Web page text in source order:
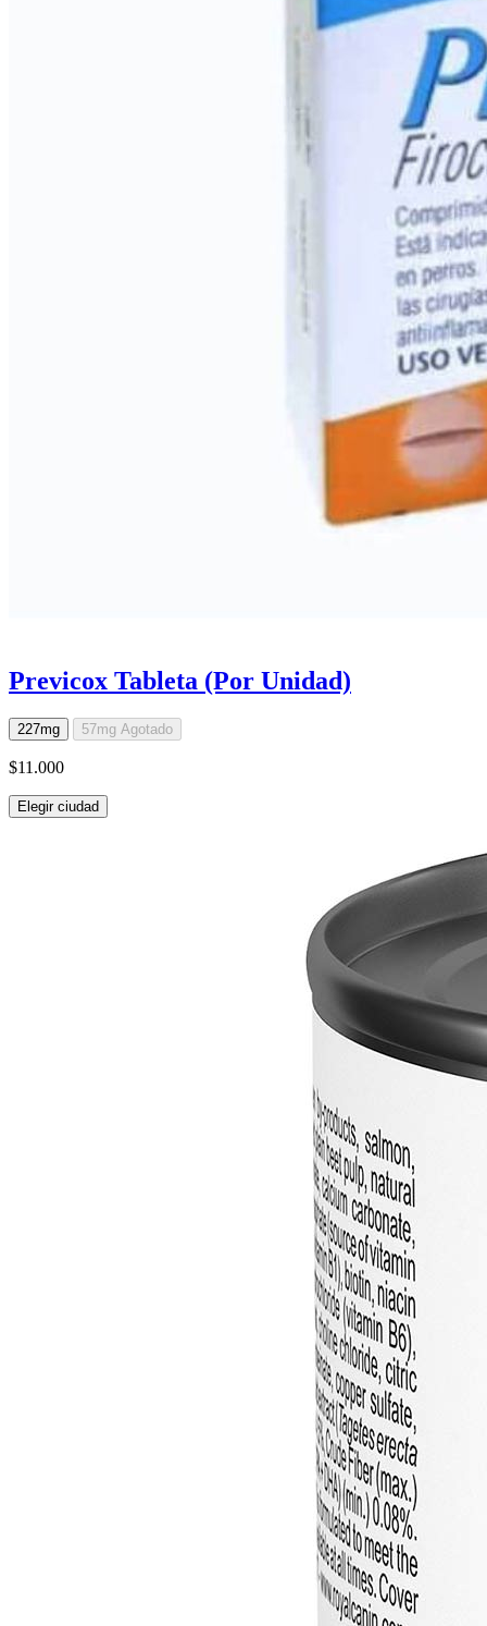
Previcox Tableta (Por Unidad)
227mg 57mg Agotado
$11.000
Elegir ciudad